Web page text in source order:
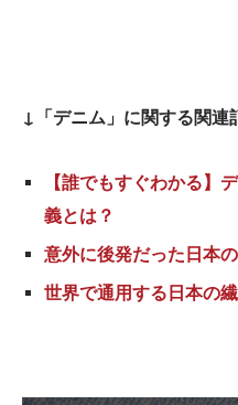
↓「デニム」に関する関連
【誰でもすぐわかる】
義とは？
意外に後発だった日本
世界で通用する日本の